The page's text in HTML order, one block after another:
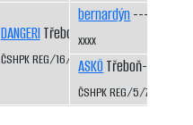
DANGERITřeboň-Kopeček CS
ČSHPK REG/16/81
bernardýn----
xxxx
ASKÖTřeboň-Kopeček
ČSHPK REG/5/77